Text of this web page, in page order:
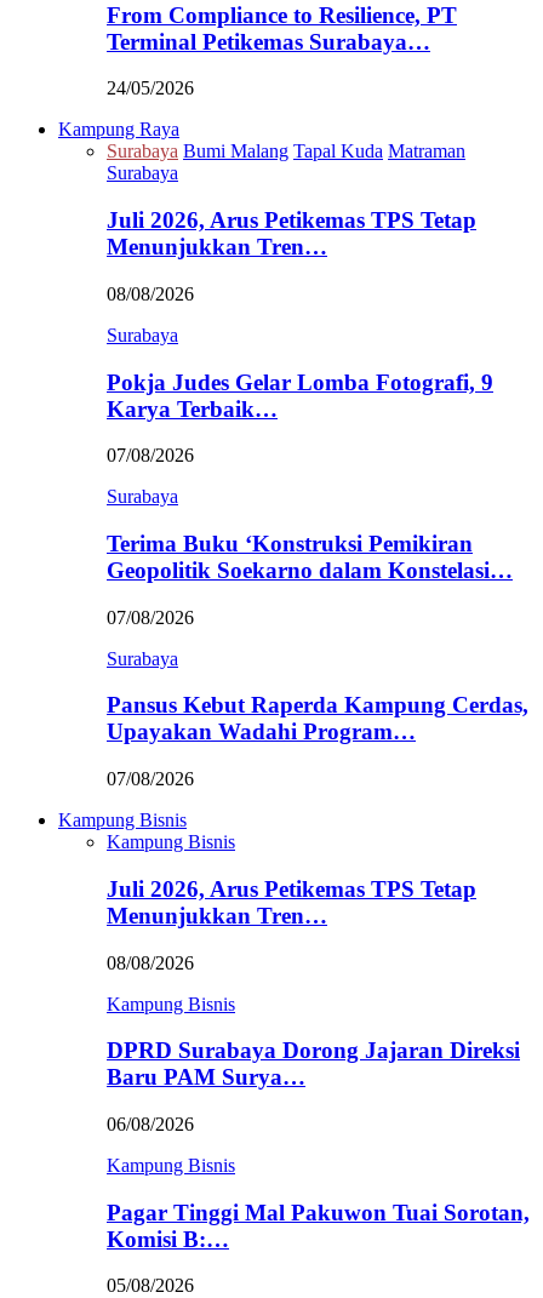
From Compliance to Resilience, PT
Terminal Petikemas Surabaya…
24/05/2026
Kampung Raya
Surabaya Bumi Malang Tapal Kuda Matraman
Surabaya
Juli 2026, Arus Petikemas TPS Tetap
Menunjukkan Tren…
08/08/2026
Surabaya
Pokja Judes Gelar Lomba Fotografi, 9
Karya Terbaik…
07/08/2026
Surabaya
Terima Buku ‘Konstruksi Pemikiran
Geopolitik Soekarno dalam Konstelasi…
07/08/2026
Surabaya
Pansus Kebut Raperda Kampung Cerdas,
Upayakan Wadahi Program…
07/08/2026
Kampung Bisnis
Kampung Bisnis
Juli 2026, Arus Petikemas TPS Tetap
Menunjukkan Tren…
08/08/2026
Kampung Bisnis
DPRD Surabaya Dorong Jajaran Direksi
Baru PAM Surya…
06/08/2026
Kampung Bisnis
Pagar Tinggi Mal Pakuwon Tuai Sorotan,
Komisi B:…
05/08/2026